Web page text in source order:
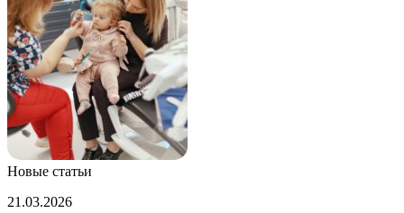
Новые статьи
В
21.03.2026